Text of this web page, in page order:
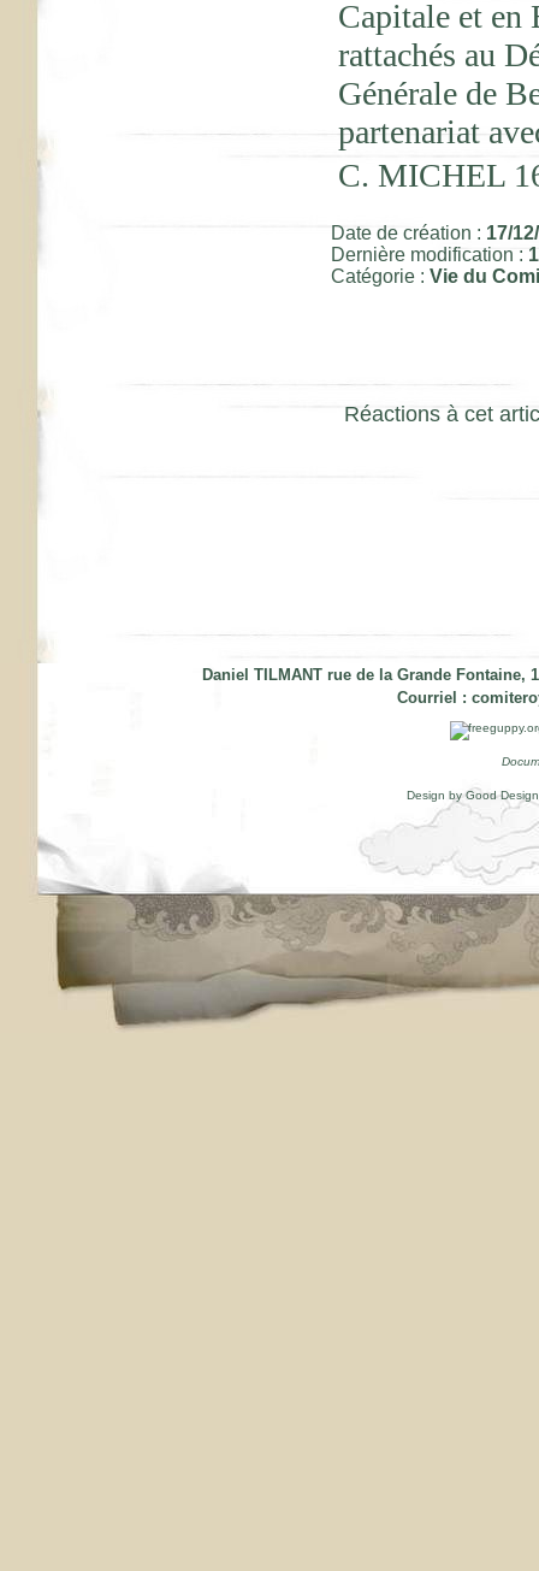
Capitale et en
rattachés au
Générale de
partenariat
C. MICHEL
Date de création : 17/
Dernière modification :
Catégorie : Vie du
Réactions à cet
Daniel TILMANT rue de la Grande Fontaine,
Courriel :
Design by Good